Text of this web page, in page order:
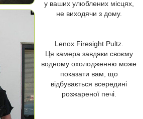
у ваших улюблених місцях,
не виходячи з дому.
Lenox Firesight Pultz.
Ця камера завдяки своєму
водному охолодженню може
показати вам, що
відбувається всередині
розжареної печі.